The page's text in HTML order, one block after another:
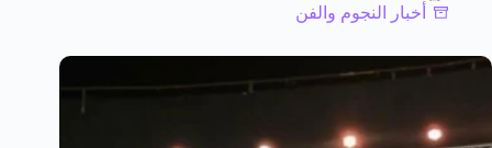
أخبار النجوم والفن